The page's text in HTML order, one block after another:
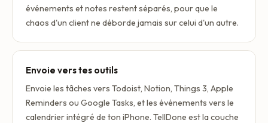
événements et notes restent séparés, pour que le
chaos d'un client ne déborde jamais sur celui d'un autre.
Envoie vers tes outils
Envoie les tâches vers Todoist, Notion, Things 3, Apple
Reminders ou Google Tasks, et les événements vers le
calendrier intégré de ton iPhone. TellDone est la couche